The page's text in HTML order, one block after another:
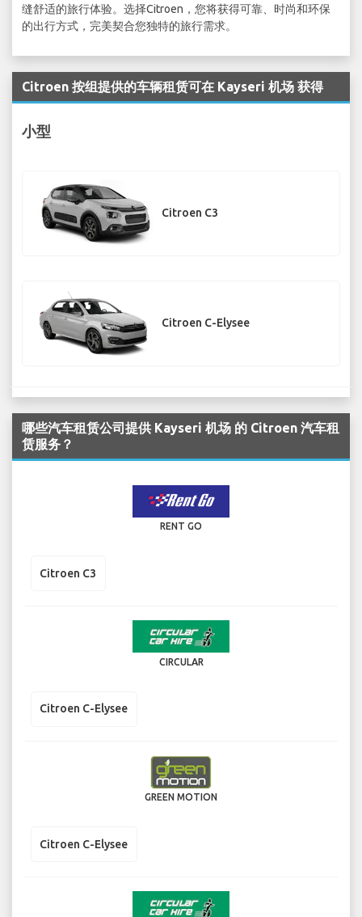
缝舒适的旅行体验。选择Citroen，您将获得可靠、时尚和环保
的出行方式，完美契合您独特的旅行需求。
Citroen 按组提供的车辆租赁可在 Kayseri 机场 获得
小型
Citroen C3
Citroen C-Elysee
哪些汽车租赁公司提供 Kayseri 机场 的 Citroen 汽车租
赁服务？
RENT GO
Citroen C3
CIRCULAR
Citroen C-Elysee
GREEN MOTION
Citroen C-Elysee